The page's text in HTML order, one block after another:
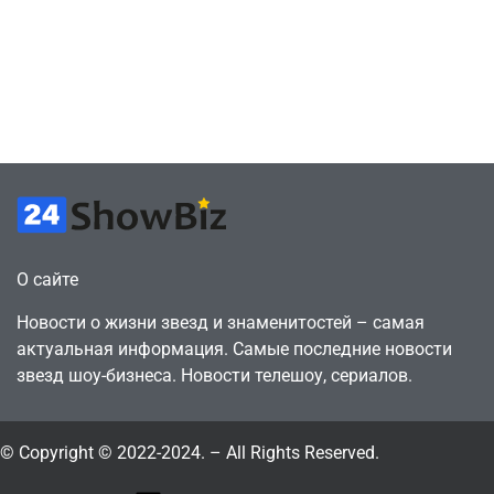
О сайте
Новости о жизни звезд и знаменитостей – самая
актуальная информация. Самые последние новости
звезд шоу-бизнеса. Новости телешоу, сериалов.
© Copyright © 2022-2024. – All Rights Reserved.